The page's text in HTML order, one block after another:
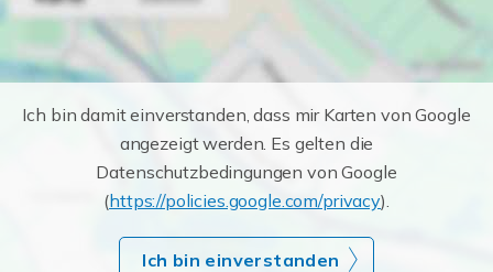
Ich bin damit einverstanden, dass mir Karten von Google
angezeigt werden. Es gelten die
Datenschutzbedingungen von Google
(https://policies.google.com/privacy).
Ich bin einverstanden